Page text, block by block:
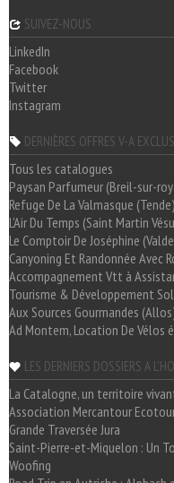
SUIVEZ-NOUS
LinkedIn
Facebook
Twitter
Instagram
DERNIÈRES OFFRES V-A
Tous les catalogues
Paysan Parfumeur (Breil-sur-
Refuge De La Valmasque (Tende)
L'Air Du Temps (Saint Martin
Le Comptoir De Joséphine
Canyoning Et Randonnée Avec
Accompagnement Vtt à
Tourisme & Développement
Aux Sources Gourmandes
Ad Montem, Location De Vélos
LES DERNIERS DOSSIERS A
La Catalogne, un territoire
Association Mercantour
Grande Traversée Jura
Saint-Pierre-et-Miquelon : Un
Woofing